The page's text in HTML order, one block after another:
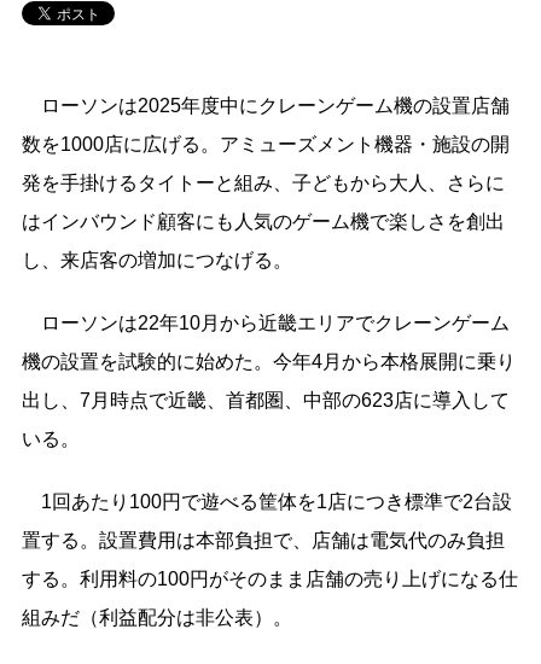
ローソンは2025年度中にクレーンゲーム機の設置店舗
数を1000店に広げる。アミューズメント機器・施設の開
発を手掛けるタイトーと組み、子どもから大人、さらに
はインバウンド顧客にも人気のゲーム機で楽しさを創出
し、来店客の増加につなげる。
ローソンは22年10月から近畿エリアでクレーンゲーム
機の設置を試験的に始めた。今年4月から本格展開に乗り
出し、7月時点で近畿、首都圏、中部の623店に導入して
いる。
1回あたり100円で遊べる筐体を1店につき標準で2台設
置する。設置費用は本部負担で、店舗は電気代のみ負担
する。利用料の100円がそのまま店舗の売り上げになる仕
組みだ（利益配分は非公表）。